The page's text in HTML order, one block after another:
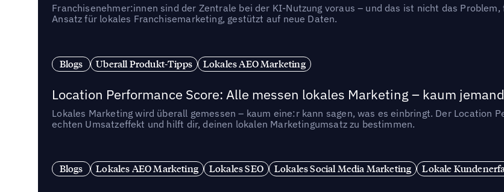
Franchisenehmer:innen sind der Zentrale bei der KI-Nutzung voraus – und das ist nicht das
Ansatz für lokales Franchisemarketing, gestützt auf neue Daten.
Blogs Uberall Produkt-Tipps Lokales AEO Marketing
Location Performance Score: Alle messen lokales Marketing – kaum
Lokales Marketing wird überall gemessen – kaum eine:r kann sagen, was es einbringt. Der Location
echten Umsatzeffekt und hilft dir, deinen lokalen Marketingumsatz zu bestimmen.
Blogs Lokales AEO Marketing Lokales SEO Lokales Social Media Marketing Lokale